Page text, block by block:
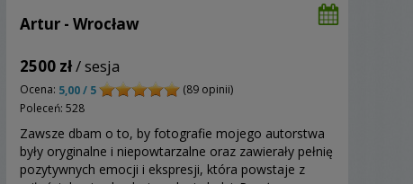
Artur - Wrocław
2500 zł/ sesja
Ocena: 5,00 / 5
(89 opinii)
Poleceń: 528
Zawsze dbam o to, by fotografie mojego autorstwa
były oryginalne i niepowtarzalne oraz zawierały pełnię
pozytywnych emocji i ekspresji, która powstaje z